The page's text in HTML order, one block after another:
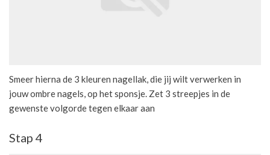
Smeer hierna de 3 kleuren nagellak, die jij wilt verwerken in
jouw ombre nagels, op het sponsje. Zet 3 streepjes in de
gewenste volgorde tegen elkaar aan
Stap 4